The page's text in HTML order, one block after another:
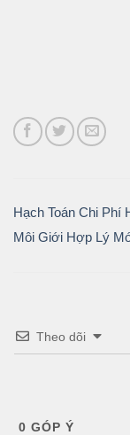
Hạch Toán Chi Phí
Môi Giới Hợp Lý
Theo dõi
0 GÓP Ý